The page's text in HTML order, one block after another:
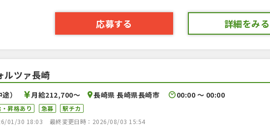
応募する 詳細をみる
ルツァ長崎
） 月給212,700〜 00:00 〜 00:00
長崎県 長崎県長崎市
昇格あり 急募
駅チカ
01/30 18:03
最終変更日時：2026/08/03 15:54